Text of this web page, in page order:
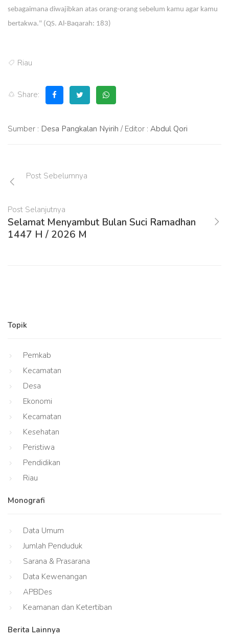
sebagaimana diwajibkan atas orang-orang sebelum kamu agar kamu
bertakwa." (QS. Al-Baqarah: 183)
Riau
Share:
Sumber : Desa Pangkalan Nyirih / Editor : Abdul Qori
Post Sebelumnya
Post Selanjutnya
Selamat Menyambut Bulan Suci Ramadhan
1447 H / 2026 M
Topik
Pemkab
Kecamatan
Desa
Ekonomi
Kecamatan
Kesehatan
Peristiwa
Pendidikan
Riau
Monografi
Data Umum
Jumlah Penduduk
Sarana & Prasarana
Data Kewenangan
APBDes
Keamanan dan Ketertiban
Berita Lainnya